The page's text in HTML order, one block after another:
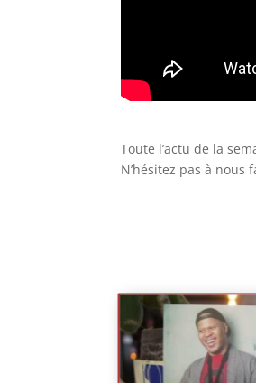
Toute l’actu de la
N’hésitez pas à